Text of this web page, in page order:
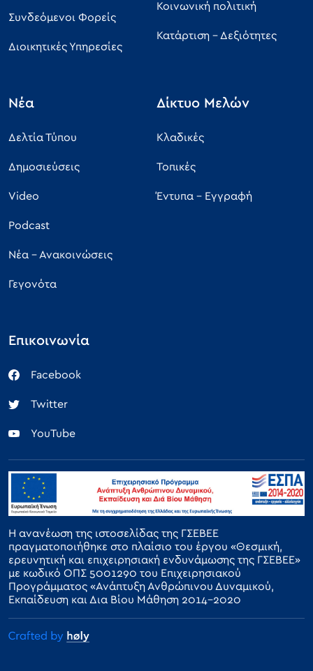
Συνδεόμενοι Φορείς
Διοικητικές Υπηρεσίες
Κοινωνική πολιτική
Κατάρτιση - Δεξιότητες
Νέα
Δελτία Τύπου
Δημοσιεύσεις
Video
Podcast
Νέα - Ανακοινώσεις
Γεγονότα
Δίκτυο Μελών
Κλαδικές
Τοπικές
Έντυπα - Εγγραφή
Επικοινωνία
Facebook
Twitter
YouTube
Η ανανέωση της ιστοσελίδας της ΓΣΕΒΕΕ
πραγματοποιήθηκε στο πλαίσιο του έργου «Θεσμική,
ερευνητική και επιχειρησιακή ενδυνάμωσης της ΓΣΕΒΕΕ»
με κωδικό ΟΠΣ 5001290 του Επιχειρησιακού
Προγράμματος «Ανάπτυξη Ανθρώπινου Δυναμικού,
Εκπαίδευση και Δια Βίου Μάθηση 2014-2020